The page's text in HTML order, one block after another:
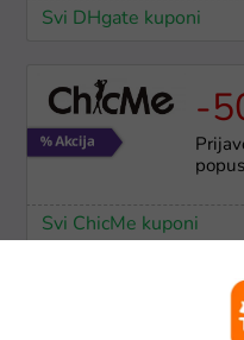
Svi DHgate kuponi
-
Svi ChicMe kuponi
-